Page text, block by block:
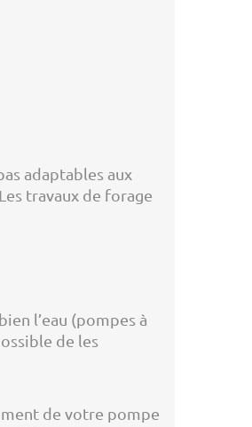
adaptables aux
travaux de forage
l’eau (pompes à
de les
de votre pompe